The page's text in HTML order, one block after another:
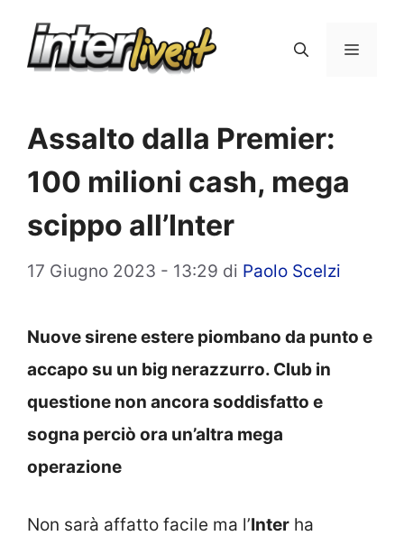
Menu
Assalto dalla Premier:
100 milioni cash, mega
scippo all’Inter
17 Giugno 2023 - 13:29 di Paolo Scelzi
Nuove sirene estere piombano da punto e
accapo su un big nerazzurro. Club in
questione non ancora soddisfatto e
sogna perciò ora un’altra mega
operazione
Non sarà affatto facile ma l’Inter ha